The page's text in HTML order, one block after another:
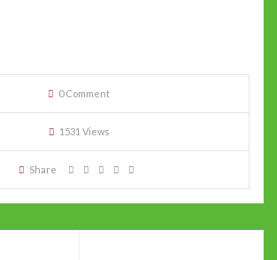
0 Comment
1531 Views
Share